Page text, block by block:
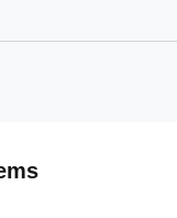
überspringen